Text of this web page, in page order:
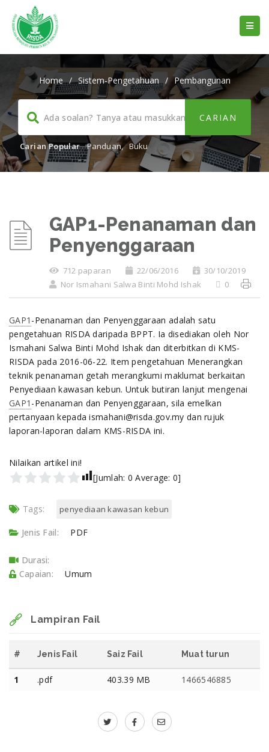
Home / Sistem-Pengetahuan / Pembangunan
Carian Popular Panduan, Buku
GAP1-Penanaman dan
Penyenggaraan
712 paparan 22/06/2016
30/10/2019
Nor Ismahani Salwa Binti Mohd Ishak
0
GAP1 -Penanaman dan Penyenggaraan adalah satu
pengetahuan RISDA daripada BPPT. Ia disediakan oleh Nor
Ismahani Salwa Binti Mohd Ishak dan diterbitkan di KMS-
RISDA pada 2016-06-22. Item pengetahuan Menerangkan
teknik penanaman getah merangkumi maklumat berkaitan
Penyediaan kawasan kebun. Untuk butiran lanjut mengenai
GAP1 -Penanaman dan Penyenggaraan, sila emelkan
pertanyaan kepada ismahani@risda.gov.my dan rujuk
laporan-laporan dalam KMS-RISDA ini.
Nilaikan artikel ini!
[Jumlah: 0 Average:0]
Tags: penyediaan kawasan kebun
Jenis Fail: PDF
Durasi:
Capaian:
Umum
Lampiran Fail
# Jenis Fail Saiz Fail Muat turun
1 .pdf 403.39 MB 1466546885